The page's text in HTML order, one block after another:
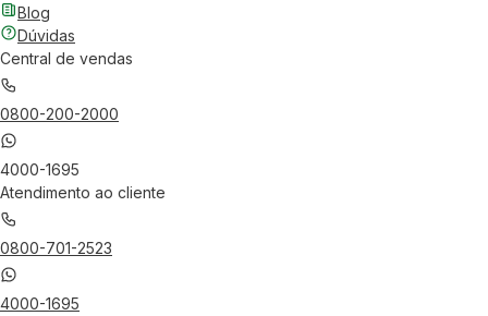
Blog
Dúvidas
Central de vendas
0800-200-2000
4000-1695
Atendimento ao cliente
0800-701-2523
4000-1695